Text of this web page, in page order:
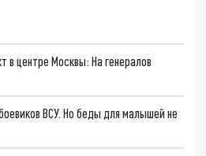
в центре Москвы: На генералов
ВСУ. Но беды для малышей не